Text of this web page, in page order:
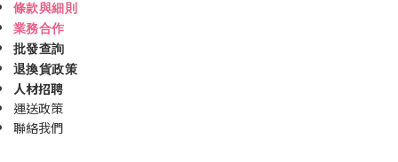
條款與細則
業務合作
批發查詢
退換貨政策
人材招聘
運送政策
聯絡我們